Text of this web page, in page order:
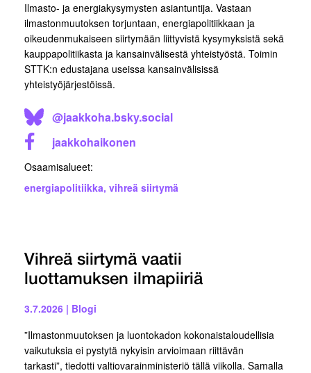
Ilmasto- ja energiakysymysten asiantuntija. Vastaan
ilmastonmuutoksen torjuntaan, energiapolitiikkaan ja
oikeudenmukaiseen siirtymään liittyvistä kysymyksistä sekä
kauppapolitiikasta ja kansainvälisestä yhteistyöstä. Toimin
STTK:n edustajana useissa kansainvälisissä
yhteistyöjärjestöissä.
@jaakkoha.bsky.social
jaakkohaikonen
Osaamisalueet:
energiapolitiikka, vihreä siirtymä
Vihreä siirtymä vaatii
luottamuksen ilmapiiriä
3.7.2026 | Blogi
”Ilmastonmuutoksen ja luontokadon kokonaistaloudellisia
vaikutuksia ei pystytä nykyisin arvioimaan riittävän
tarkasti”, tiedotti valtiovarainministeriö tällä viikolla. Samalla